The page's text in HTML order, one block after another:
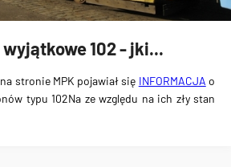
102 - jki...
stronie MPK pojawiał się INFORMACJA o
typu 102Na ze względu na ich zły stan